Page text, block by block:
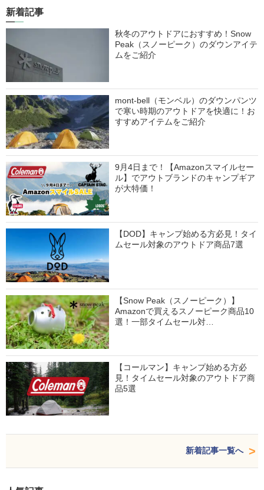
新着記事
秋冬のアウトドアにおすすめ！Snow
Peak（スノーピーク）のダウンアイテ
ムをご紹介
mont-bell（モンベル）のダウンパンツ
で寒い時期のアウトドアを快適に！お
すすめアイテムをご紹介
9月4日まで！【Amazonスマイルセー
ル】でアウトブランドのキャンプギア
が大特価！
【DOD】キャンプ始める方必見！タイ
ムセール対象のアウトドア商品7選
【Snow Peak（スノーピーク）】
Amazonで買えるスノーピーク商品10
選！一部タイムセール対…
【コールマン】キャンプ始める方必
見！タイムセール対象のアウトドア商
品5選
新着記事一覧へ